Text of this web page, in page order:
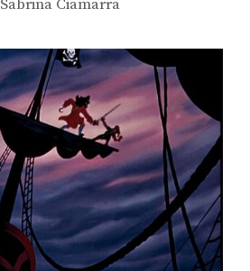
Sabrina Ciamarra